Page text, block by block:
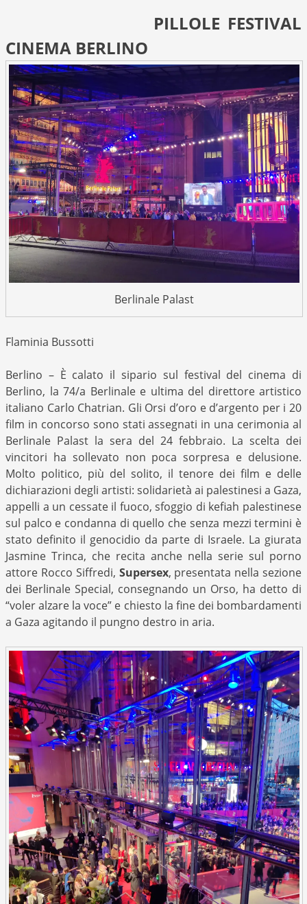
PILLOLE FESTIVAL
CINEMA BERLINO
Berlinale Palast
Flaminia Bussotti
Berlino – È calato il sipario sul festival del cinema di
Berlino, la 74/a Berlinale e ultima del direttore artistico
italiano Carlo Chatrian. Gli Orsi d’oro e d’argento per i 20
film in concorso sono stati assegnati in una cerimonia al
Berlinale Palast la sera del 24 febbraio. La scelta dei
vincitori ha sollevato non poca sorpresa e delusione.
Molto politico, più del solito, il tenore dei film e delle
dichiarazioni degli artisti: solidarietà ai palestinesi a Gaza,
appelli a un cessate il fuoco, sfoggio di kefiah palestinese
sul palco e condanna di quello che senza mezzi termini è
stato definito il genocidio da parte di Israele. La giurata
Jasmine Trinca, che recita anche nella serie sul porno
attore Rocco Siffredi, Supersex, presentata nella sezione
dei Berlinale Special, consegnando un Orso, ha detto di
“voler alzare la voce” e chiesto la fine dei bombardamenti
a Gaza agitando il pungno destro in aria.